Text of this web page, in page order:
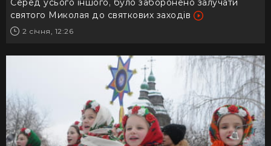
Серед усього іншого, було заборонено залучати
святого Миколая до святкових заходів
2 січня, 12:26